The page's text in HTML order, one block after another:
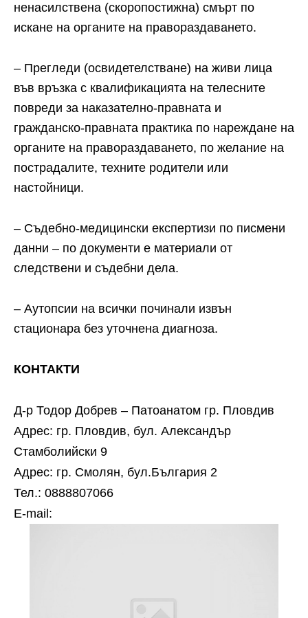
ненасилствена (скоропостижна) смърт по
искане на органите на правораздаването.
– Прегледи (освидетелстване) на живи лица
във връзка с квалификацията на телесните
повреди за наказателно-правната и
гражданско-правната практика по нареждане на
органите на правораздаването, по желание на
пострадалите, техните родители или
настойници.
– Съдебно-медицински експертизи по писмени
данни – по документи е материали от
следствени и съдебни дела.
– Аутопсии на всички починали извън
стационара без уточнена диагноза.
КОНТАКТИ
Д-р Тодор Добрев – Патоанатом гр. Пловдив
Адрес: гр. Пловдив, бул. Александър
Стамболийски 9
Адрес: гр. Смолян, бул.България 2
Тел.: 0888807066
Е-mail: